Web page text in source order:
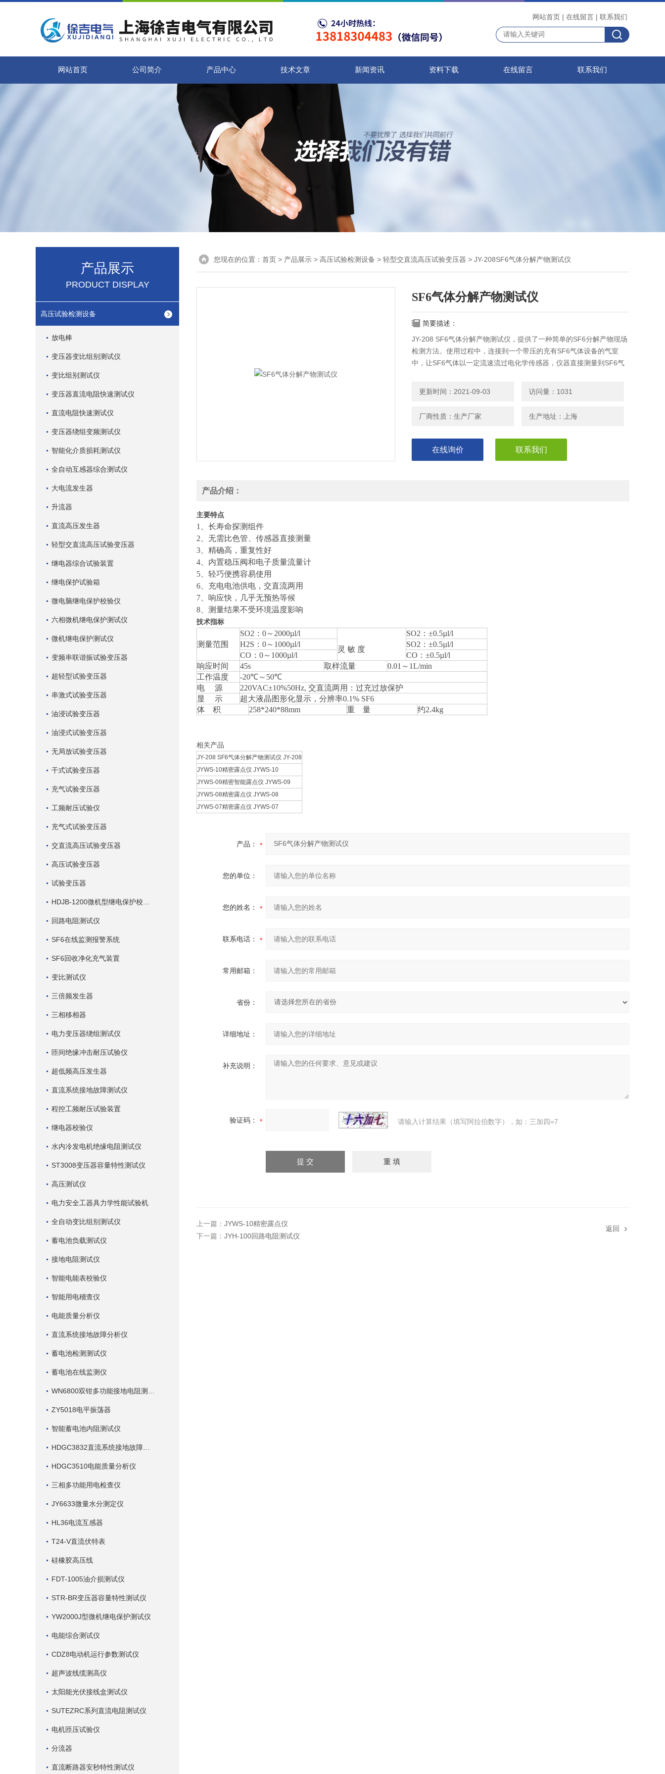
网站首页 | 在线留言 | 联系我们
网站首页 公司简介 产品中心 技术文章 新闻资讯 资料下载 在线留言 联系我们
产品展示
PRODUCT DISPLAY
高压试验检测设备
放电棒
变压器变比组别测试仪
变比组别测试仪
变压器直流电阻快速测试仪
直流电阻快速测试仪
变压器绕组变频测试仪
智能化介质损耗测试仪
全自动互感器综合测试仪
大电流发生器
升流器
直流高压发生器
轻型交直流高压试验变压器
继电器综合试验装置
继电保护试验箱
微电脑继电保护校验仪
六相微机继电保护测试仪
微机继电保护测试仪
变频串联谐振试验变压器
超轻型试验变压器
串激式试验变压器
油浸试验变压器
油浸式试验变压器
无局放试验变压器
干式试验变压器
充气试验变压器
工频耐压试验仪
充气式试验变压器
交直流高压试验变压器
高压试验变压器
试验变压器
回路电阻测试仪
SF6在线监测报警系统
SF6回收净化充气装置
变比测试仪
三倍频发生器
三相移相器
电力变压器绕组测试仪
匝间绝缘冲击耐压试验仪
超低频高压发生器
直流系统接地故障测试仪
程控工频耐压试验装置
继电器校验仪
水内冷发电机绝缘电阻测试仪
ST3008变压器容量特性测试仪
高压测试仪
电力安全工器具力学性能试验机
全自动变比组别测试仪
蓄电池负载测试仪
接地电阻测试仪
智能电能表校验仪
智能用电稽查仪
电能质量分析仪
直流系统接地故障分析仪
蓄电池检测测试仪
蓄电池在线监测仪
ZY5018电平振荡器
智能蓄电池内阻测试仪
HDGC3510电能质量分析仪
三相多功能用电检查仪
JY6633微量水分测定仪
HL36电流互感器
T24-V直流伏特表
硅橡胶高压线
FDT-1005油介损测试仪
STR-BR变压器容量特性测试仪
YW2000J型微机继电保护测试仪
电能综合测试仪
CDZ8电动机运行参数测试仪
超声波线缆测高仪
太阳能光伏接线盒测试仪
SUTEZRC系列直流电阻测试仪
电机匝压试验仪
分流器
直流断路器安秒特性测试仪
您现在的位置： 首页 > 产品展示 > 高压试验检测设备 > 轻型交直流高压试验变压器 > JY-208SF6气体分解产物测试仪
SF6气体分解产物测试仪
简要描述：
JY-208 SF6气体分解产物测试仪，提供了一种简单的SF6分解产物现场
检测方法。使用过程中，连接到一个带压的充有SF6气体设备的气室
中，让SF6气体以一定流速流过电化学传感器，仪器直接测量到SF6气
计，保证了测量结果的准确性和重现性。
更新时间：2021-09-03 访问量：1031
厂商性质：生产厂家 生产地址：上海
在线询价 联系我们
产品介绍：
主要特点
1、长寿命探测组件
2、无需比色管、传感器直接测量
3、精确高，重复性好
4、内置稳压阀和电子质量流量计
5、轻巧便携容易使用
6、充电电池供电，交直流两用
7、响应快，几乎无预热等候
8、测量结果不受环境温度影响
技术指标
测量范围
SO2：0～2000µl/l
灵 敏 度
SO2：±0.5µl/l
H2S：0～1000µl/l
SO2：±0.5µl/l
CO：0～1000µl/l
CO：±0.5µl/l
响应时间
45s 取样流量
0.01～1L/min
工作温度
-20℃～50℃
电 源
220VAC±10%50Hz, 交直流两用：过充过放保护
显 示
超大液晶图形化显示，分辨率0.1% SF6
体 积
258*240*88mm 重 量 约2.4kg
相关产品
JY-208 SF6气体分解产物测试仪 JY-208
JYWS-10精密露点仪 JYWS-10
JYWS-09精密智能露点仪 JYWS-09
JYWS-08精密露点仪 JYWS-08
JYWS-07精密露点仪 JYWS-07
产品：
您的单位：
您的姓名：
联系电话：
常用邮箱：
省份：
详细地址：
补充说明：
验证码： 请输入计算结果（填写阿拉伯数字），如：三加四=7
上一篇： JYWS-10精密露点仪
下一篇： JYH-100回路电阻测试仪
返回